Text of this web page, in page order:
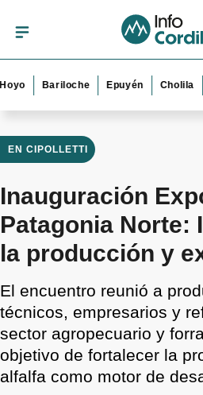
Bariloche Epuyén Cholila El
EN CIPOLLETTI
Inauguración
Patagonia Norte:
la producción y
El encuentro reunió a
técnicos, empresarios y
sector agropecuario y
objetivo de fortalecer la
alfalfa como motor de